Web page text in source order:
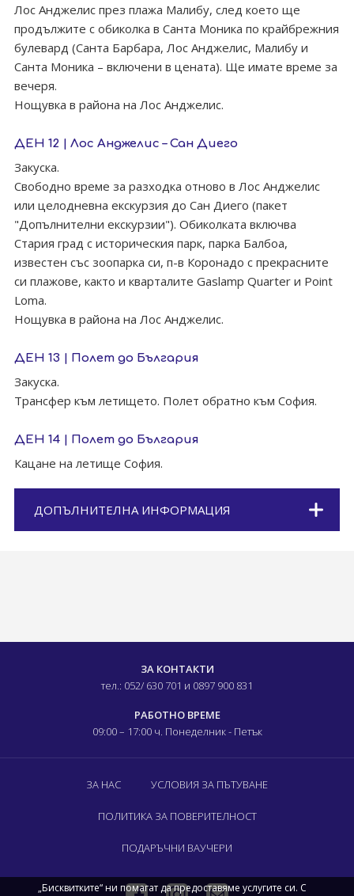
Лос Анджелис през плажа Малибу, след което ще
продължите с обиколка в Санта Моника по крайбрежния
булевард (Санта Барбара, Лос Анджелис, Малибу и
Санта Моника – включени в цената). Ще имате време за
вечеря.
Нощувка в района на Лос Анджелис.
ДЕН 12 | Лос Анджелис – Сан Диего
Закуска.
Свободно време за разходка отново в Лос Анджелис
или целодневна екскурзия до Сан Диего (пакет
"Допълнителни екскурзии"). Обиколката включва
Стария град с историческия парк, парка Балбоа,
известен със зоопарка си, п-в Коронадо с прекрасните
си плажове, както и кварталите Gaslamp Quarter и Point
Loma.
Нощувка в района на Лос Анджелис.
ДЕН 13 | Полет до България
Закуска.
Трансфер към летището. Полет обратно към София.
ДЕН 14 | Полет до България
Кацане на летище София.
ДОПЪЛНИТЕЛНА ИНФОРМАЦИЯ
ЗА КОНТАКТИ
тел.: 052/ 630 701 и 0897 900 831
РАБОТНО ВРЕМЕ
09:00 – 17:00 ч. Понеделник - Петък
ЗА НАС УСЛОВИЯ ЗА ПЪТУВАНЕ
ПОЛИТИКА ЗА ПОВЕРИТЕЛНОСТ
ПОДАРЪЧНИ ВАУЧЕРИ
„Бисквитките“ ни помагат да предоставяме услугите си. С